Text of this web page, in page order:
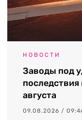
НОВОСТИ
Заводы под
августа
09.08.2026 /